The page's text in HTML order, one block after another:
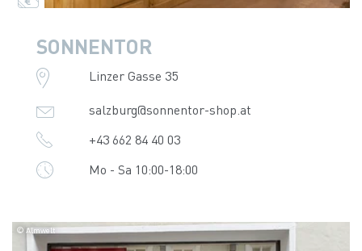
SONNENTOR
Linzer Gasse 35
salzburg@sonnentor-shop.at
+43 662 84 40 03
Mo - Sa 10:00-18:00
© Almwelt